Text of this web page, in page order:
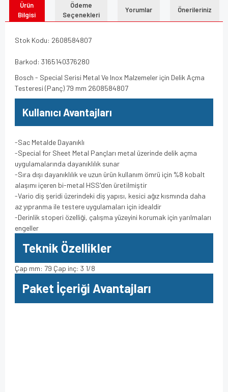
Ürün
Bilgisi
Ödeme
Seçenekleri
Yorumlar Önerileriniz
Stok Kodu: 2608584807
Barkod: 3165140376280
Bosch - Special Serisi Metal Ve Inox Malzemeler için Delik Açma
Testeresi (Panç) 79 mm 2608584807
Kullanıcı Avantajları
-Sac Metalde Dayanıklı
-Special for Sheet Metal Pançları metal üzerinde delik açma
uygulamalarında dayanıklılık sunar
-Sıra dışı dayanıklılık ve uzun ürün kullanım ömrü için %8 kobalt
alaşımı içeren bi-metal HSS'den üretilmiştir
-Vario diş şeridi üzerindeki diş yapısı, kesici ağız kısmında daha
az yıpranma ile testere uygulamaları için idealdir
-Derinlik stoperi özelliği, çalışma yüzeyini korumak için yarılmaları
engeller
Teknik Özellikler
Çap mm: 79 Çap inç: 3 1/8
Paket İçeriği Avantajları